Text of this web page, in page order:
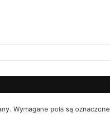
Wymagane pola są oznaczone